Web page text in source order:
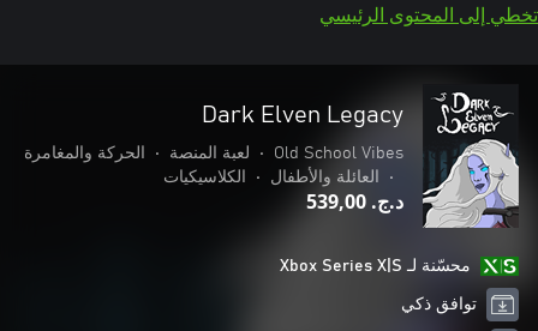
تخطي إلى المحتوى الرئيسي
Dark Elven Legacy
Old School Vibes
• لعبة المنصة •
الحركة والمغامرة
•
العائلة والأطفال • الكلاسيكيات
د.ج.‏ 539,00
محسّنة لـ Xbox Series X|S
توافق ذكي